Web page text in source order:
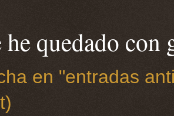
quedado con
en "entradas